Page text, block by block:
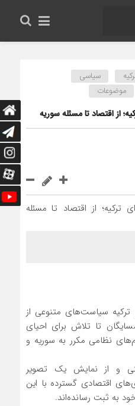
سیاسی
موضوعات
سیاست‌های متنوعی از
تا تلاش برای احیای
نظامی مکرر به سوریه و
و از نمایش یک تصویر
اقتصادی گسترده با این
خود به ثبت رسانده‌اند.